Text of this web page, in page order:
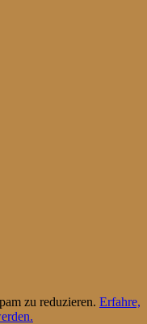
zu reduzieren. Erfahre,